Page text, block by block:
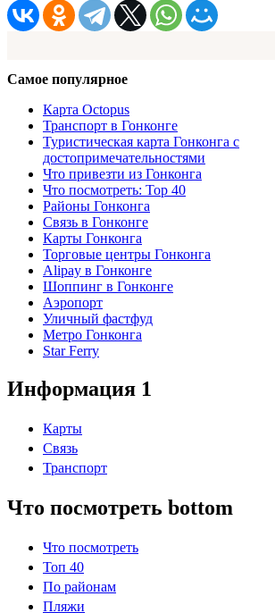
Самое популярное
Карта Octopus
Транспорт в Гонконге
Туристическая карта Гонконга с
достопримечательностями
Что привезти из Гонконга
Что посмотреть: Top 40
Районы Гонконга
Связь в Гонконге
Карты Гонконга
Торговые центры Гонконга
Alipay в Гонконге
Шоппинг в Гонконге
Аэропорт
Уличный фастфуд
Метро Гонконга
Star Ferry
Информация 1
Карты
Связь
Транспорт
Что посмотреть bottom
Что посмотреть
Топ 40
По районам
Пляжи